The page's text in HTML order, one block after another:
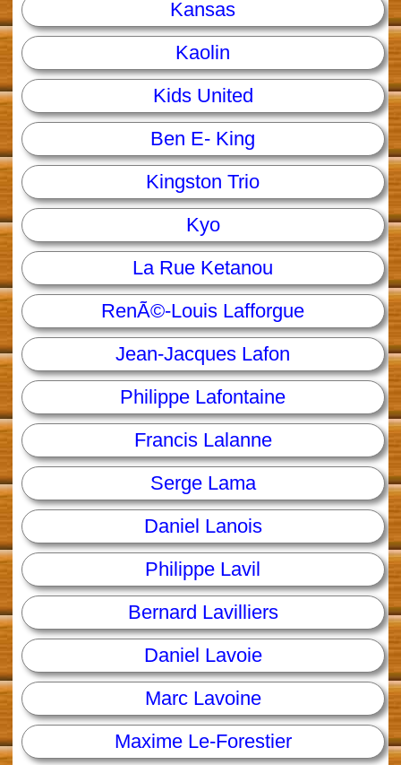
Kansas
Kaolin
Kids United
Ben E- King
Kingston Trio
Kyo
La Rue Ketanou
RenÃ©-Louis Lafforgue
Jean-Jacques Lafon
Philippe Lafontaine
Francis Lalanne
Serge Lama
Daniel Lanois
Philippe Lavil
Bernard Lavilliers
Daniel Lavoie
Marc Lavoine
Maxime Le-Forestier